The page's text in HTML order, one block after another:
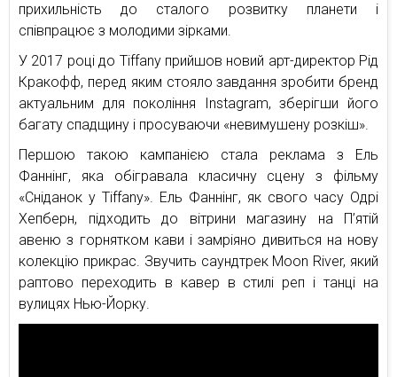
прихильність до сталого розвитку планети і
співпрацює з молодими зірками.
У 2017 році до Tiffany прийшов новий арт-директор Рід
Кракофф, перед яким стояло завдання зробити бренд
актуальним для покоління Instagram, зберігши його
багату спадщину і просуваючи «невимушену розкіш».
Першою такою кампанією стала реклама з Ель
Фаннінг, яка обігравала класичну сцену з фільму
«Сніданок у Tiffany». Ель Фаннінг, як свого часу Одрі
Хепберн, підходить до вітрини магазину на П’ятій
авеню з горнятком кави і замріяно дивиться на нову
колекцію прикрас. Звучить саундтрек Moon River, який
раптово переходить в кавер в стилі реп і танці на
вулицях Нью-Йорку.